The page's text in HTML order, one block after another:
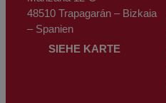
48510 Trapagarán – Bizkaia
– Spanien
SIEHE KARTE